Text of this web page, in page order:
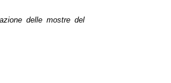
delle mostre del